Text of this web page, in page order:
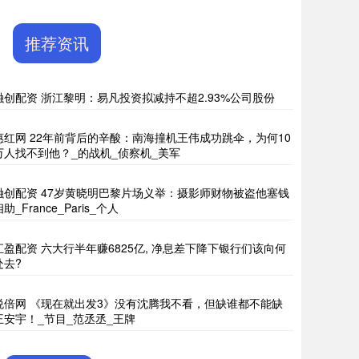
推荐资讯
创配资 浙江黎明：易凡投资拟减持不超2.93%公司股份
红网 22年前背后的辛酸：南海撞机王伟成功跳伞，为何10
人找不到他？_的战机_侦察机_美军
创配资 47岁黄晓明巴黎片场义举：摄影师财物被盗他塞钱
助_France_Paris_个人
盈配资 六大行半年赚6825亿, 净息差下降下银行们该向何
去?
倍网 《现在就出发3》没有沈腾我不看，但缺谁都不能缺
安宇！_节目_范丞丞_王牌